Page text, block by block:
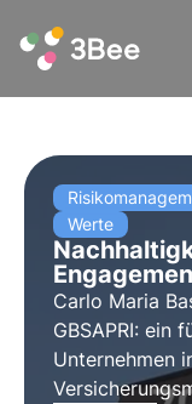
Werte
Carlo Maria
GBSAPRI: ein
Unternehmen